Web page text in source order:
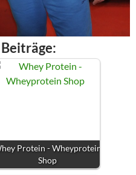
Protein - Wheyprotein
Shop